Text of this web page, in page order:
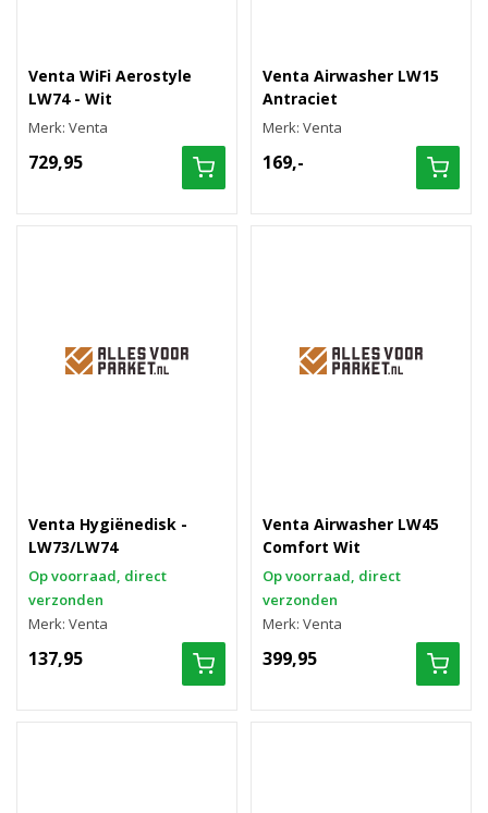
Venta WiFi Aerostyle
LW74 - Wit
Merk: Venta
729,95
Venta Airwasher LW15
Antraciet
Merk: Venta
169,-
Venta Hygiënedisk -
LW73/LW74
Op voorraad, direct
verzonden
Merk: Venta
137,95
Venta Airwasher LW45
Comfort Wit
Op voorraad, direct
verzonden
Merk: Venta
399,95